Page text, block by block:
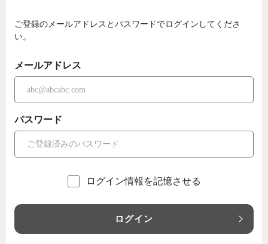
ご登録のメールアドレスとパスワードでログインしてくださ
い。
メールアドレス
パスワード
ログイン情報を記憶させる
ログイン